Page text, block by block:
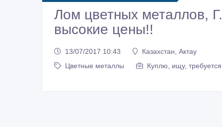
Лом цветных металлов,
высокие цены!!
13/07/2017 10:43
Казахстан, Актау
Цветные металлы
Куплю, ищу, требуется